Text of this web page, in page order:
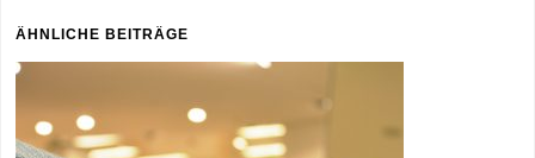
ÄHNLICHE BEITRÄGE